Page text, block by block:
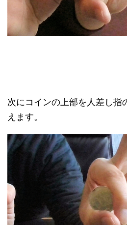
次にコインの上部を人差し指
えます。